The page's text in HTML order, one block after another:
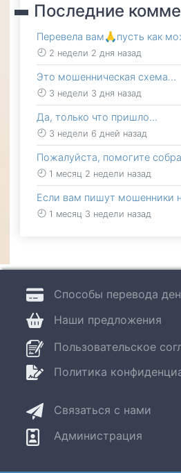
Последние
Перевела вам🙏пусть как
2 недели 2 дня назад
Это мошенническая схема…
3 недели 3 дня назад
Да, только что пришло…
3 недели 6 дней назад
Пожалуйста, помогите
1 месяц 2 недели назад
Если вам пишут мошенники
1 месяц 3 недели назад
Связаться с нами
Администрация
Пользовательское
Политика
Способы перевода
Наши предложения